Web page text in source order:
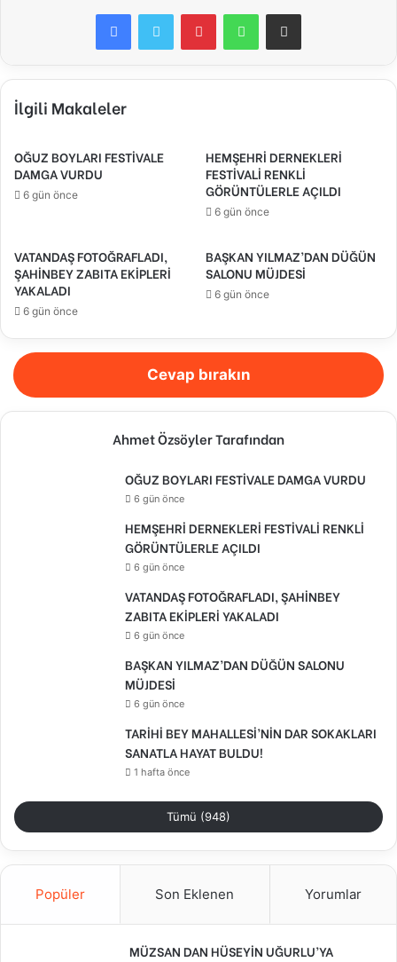
FacebookTwitter PinterestWhatsAppE-Posta ile paylaş
İlgili Makaleler
OĞUZ BOYLARI FESTİVALE
DAMGA VURDU
6 gün önce
HEMŞEHRİ DERNEKLERİ
FESTİVALİ RENKLİ
GÖRÜNTÜLERLE AÇILDI
6 gün önce
VATANDAŞ FOTOĞRAFLADI,
ŞAHİNBEY ZABITA EKİPLERİ
YAKALADI
6 gün önce
BAŞKAN YILMAZ’DAN DÜĞÜN
SALONU MÜJDESİ
6 gün önce
Cevap bırakın
Ahmet Özsöyler Tarafından
OĞUZ BOYLARI FESTİVALE DAMGA VURDU
6 gün önce
HEMŞEHRİ DERNEKLERİ FESTİVALİ RENKLİ
GÖRÜNTÜLERLE AÇILDI
6 gün önce
VATANDAŞ FOTOĞRAFLADI, ŞAHİNBEY
ZABITA EKİPLERİ YAKALADI
6 gün önce
BAŞKAN YILMAZ’DAN DÜĞÜN SALONU
MÜJDESİ
6 gün önce
TARİHİ BEY MAHALLESİ’NİN DAR SOKAKLARI
SANATLA HAYAT BULDU!
1 hafta önce
Tümü (948)
Popüler Son Eklenen Yorumlar
MÜZSAN DAN HÜSEYİN UĞURLU’YA